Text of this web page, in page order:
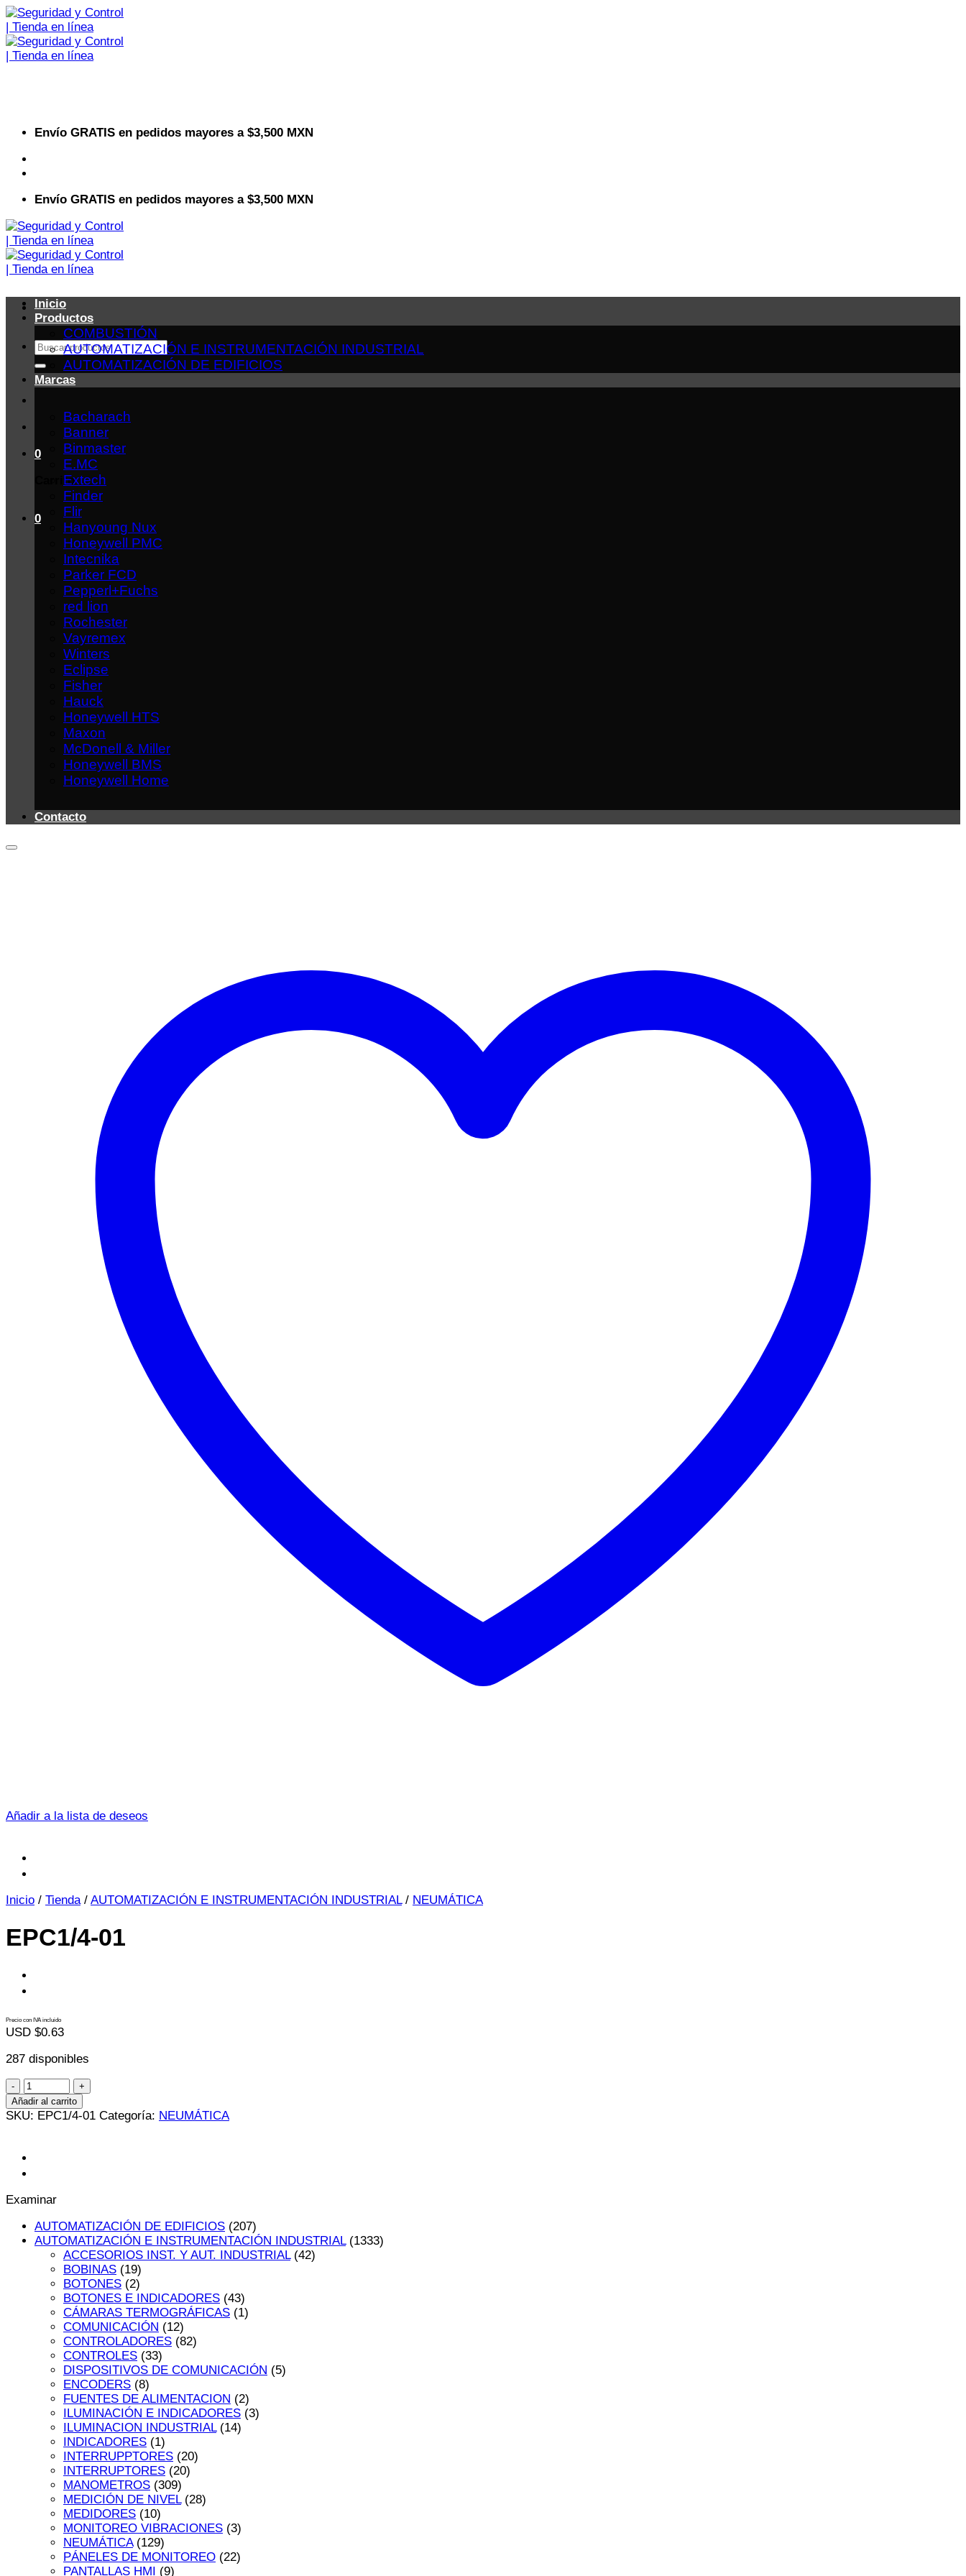
Saltar
al
contenido
Envío GRATIS en pedidos mayores a $3,500 MXN
Envío GRATIS en pedidos mayores a $3,500 MXN
Buscar
0
Carrito
0
Inicio
Productos
COMBUSTIÓN
AUTOMATIZACIÓN E INSTRUMENTACIÓN INDUSTRIAL
AUTOMATIZACIÓN DE EDIFICIOS
Marcas
Bacharach
Banner
Binmaster
E.MC
Extech
Finder
Flir
Hanyoung Nux
Honeywell PMC
Intecnika
Parker FCD
Pepperl+Fuchs
red lion
Rochester
Vayremex
Winters
Eclipse
Fisher
Hauck
Honeywell HTS
Maxon
McDonell & Miller
Honeywell BMS
Honeywell Home
Contacto
Añadir a la lista de deseos
Inicio / Tienda / AUTOMATIZACIÓN E INSTRUMENTACIÓN INDUSTRIAL / NEUMÁTICA
EPC1/4-01
Precio con IVA incluido
USD $0.63
287 disponibles
EPC1/4-
01
cantidad
Añadir al carrito
SKU: EPC1/4-01 Categoría: NEUMÁTICA
Examinar
AUTOMATIZACIÓN DE EDIFICIOS (207)
AUTOMATIZACIÓN E INSTRUMENTACIÓN INDUSTRIAL (1333)
ACCESORIOS INST. Y AUT. INDUSTRIAL (42)
BOBINAS (19)
BOTONES (2)
BOTONES E INDICADORES (43)
CÁMARAS TERMOGRÁFICAS (1)
COMUNICACIÓN (12)
CONTROLADORES (82)
CONTROLES (33)
DISPOSITIVOS DE COMUNICACIÓN (5)
ENCODERS (8)
FUENTES DE ALIMENTACION (2)
ILUMINACIÓN E INDICADORES (3)
ILUMINACION INDUSTRIAL (14)
INDICADORES (1)
INTERRUPPTORES (20)
INTERRUPTORES (20)
MANOMETROS (309)
MEDICIÓN DE NIVEL (28)
MEDIDORES (10)
MONITOREO VIBRACIONES (3)
NEUMÁTICA (129)
PÁNELES DE MONITOREO (22)
PANTALLAS HMI
(9)